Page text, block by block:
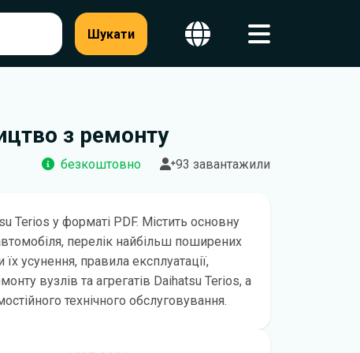
Шукати
з ремонту
безкоштовно 93 завантажили
Terios у форматі PDF. Містить основну
перелік найбільш поширених
усунення, правила експлуатації,
вузлів та агрегатів Daihatsu Terios, а
технічного обслуговування.